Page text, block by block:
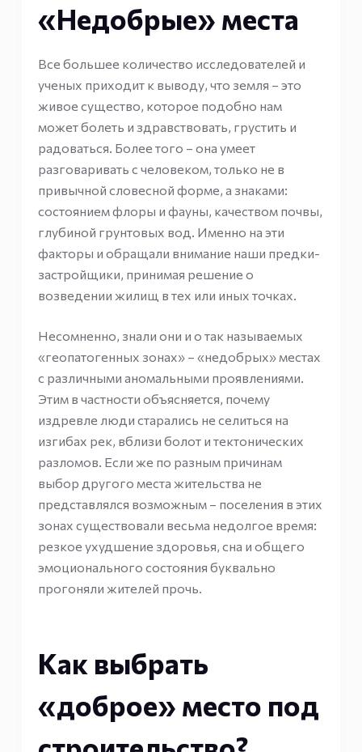
«Недобрые» места
Все большее количество исследователей и
ученых приходит к выводу, что земля – это
живое существо, которое подобно нам
может болеть и здравствовать, грустить и
радоваться. Более того – она умеет
разговаривать с человеком, только не в
привычной словесной форме, а знаками:
состоянием флоры и фауны, качеством почвы,
глубиной грунтовых вод. Именно на эти
факторы и обращали внимание наши предки-
застройщики, принимая решение о
возведении жилищ в тех или иных точках.
Несомненно, знали они и о так называемых
«геопатогенных зонах» – «недобрых» местах
с различными аномальными проявлениями.
Этим в частности объясняется, почему
издревле люди старались не селиться на
изгибах рек, вблизи болот и тектонических
разломов. Если же по разным причинам
выбор другого места жительства не
представлялся возможным – поселения в этих
зонах существовали весьма недолгое время:
резкое ухудшение здоровья, сна и общего
эмоционального состояния буквально
прогоняли жителей прочь.
Как выбрать
«доброе» место под